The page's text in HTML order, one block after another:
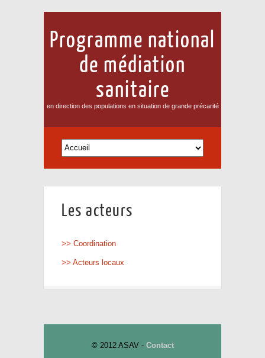
Programme national
de médiation
sanitaire
en direction des populations en situation de grande précarité
Les acteurs
>> Coordination
>> Acteurs locaux
© 2012 ASAV - Contact